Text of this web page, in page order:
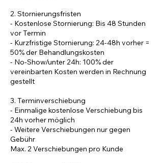
2. Stornierungsfristen
- Kostenlose Stornierung: Bis 48 Stunden
vor Termin
- Kurzfristige Stornierung: 24-48h vorher =
50% der Behandlungskosten
- No-Show/unter 24h: 100% der
vereinbarten Kosten werden in Rechnung
gestellt
3. Terminverschiebung
- Einmalige kostenlose Verschiebung bis
24h vorher möglich
- Weitere Verschiebungen nur gegen
Gebühr
Max. 2 Verschiebungen pro Kunde